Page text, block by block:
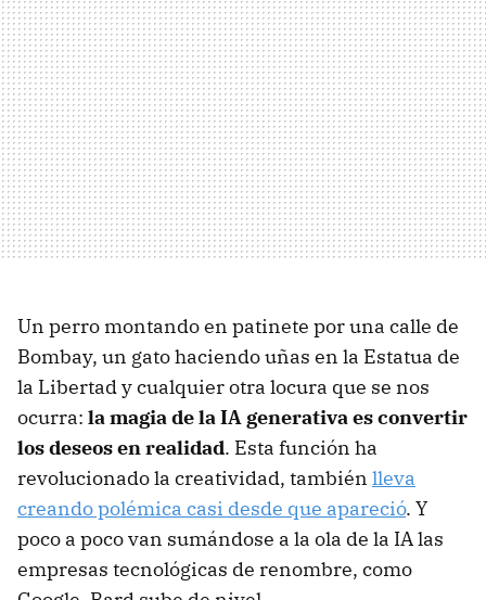
Un perro montando en patinete por una calle de
Bombay, un gato haciendo uñas en la Estatua de
la Libertad y cualquier otra locura que se nos
ocurra: la magia de la IA generativa es convertir
los deseos en realidad. Esta función ha
revolucionado la creatividad, también lleva
creando polémica casi desde que apareció. Y
poco a poco van sumándose a la ola de la IA las
empresas tecnológicas de renombre, como